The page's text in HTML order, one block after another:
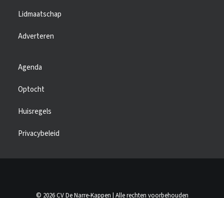
Lidmaatschap
Adverteren
Agenda
Optocht
Huisregels
Privacybeleid
© 2026 CV De Narre-Kappen | Alle rechten voorbehouden